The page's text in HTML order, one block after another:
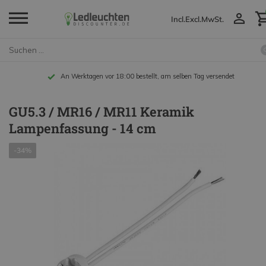
Incl.Excl.MwSt.
An Werktagen vor 18:00 bestellt, am selben Tag versendet
GU5.3 / MR16 / MR11 Keramik
Lampenfassung - 14 cm
-34%